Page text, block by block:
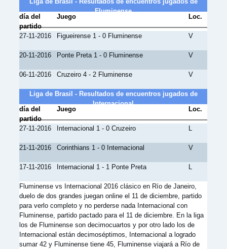
Fluminense
día del
partido
Juego Loc.
27-11-2016 Figueirense 1 - 0 Fluminense V
20-11-2016 Ponte Preta 1 - 0 Fluminense V
06-11-2016 Cruzeiro 4 - 2 Fluminense V
Liga de Brasil - Resultados de encuentros jugados de
Internacional
día del
partido
Juego Loc.
27-11-2016 Internacional 1 - 0 Cruzeiro L
21-11-2016 Corinthians 1 - 0 Internacional V
17-11-2016 Internacional 1 - 1 Ponte Preta L
Fluminense vs Internacional 2016 clásico en Río de Janeiro,
duelo de dos grandes juegan online el 11 de diciembre, partido
para verlo completo y no perderse nada Internacional con
Fluminense, partido pactado para el 11 de diciembre. En la liga
los de Fluminense son decimocuartos y por otro lado los de
Internacional están decimoséptimos, Internacional a logrado
sumar 42 y Fluminense tiene 45, Fluminense viajará a Río de